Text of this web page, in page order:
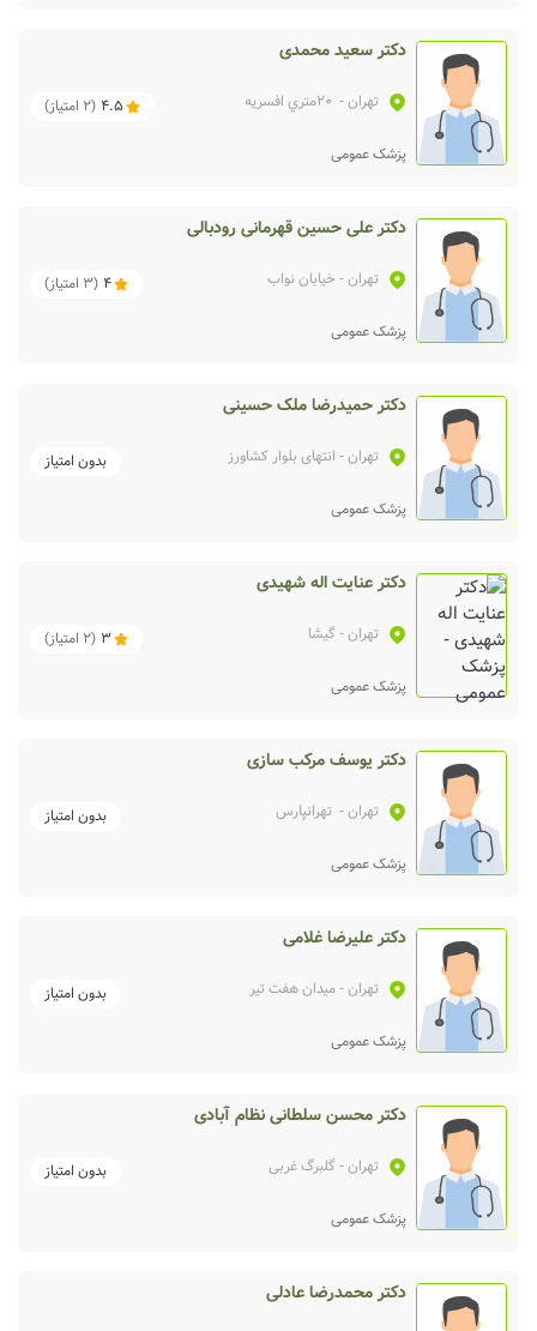
دکتر سعید محمدی
تهران- 20متري افسريه 4.5
(
2 امتیاز)
پزشک عمومی
دکتر علی حسین قهرمانی رودبالی
تهران- خیابان نواب 4
(
3 امتیاز)
پزشک عمومی
دکتر حمیدرضا ملک حسینی
تهران- انتهای بلوار کشاورز بدون امتیاز
پزشک عمومی
دکتر عنایت اله شهیدی
تهران- گیشا 3
(
2 امتیاز)
پزشک عمومی
دکتر یوسف مرکب سازی
تهران- تهرانپارس بدون امتیاز
پزشک عمومی
دکتر علیرضا غلامی
تهران- میدان هفت تیر بدون امتیاز
پزشک عمومی
دکتر محسن سلطانی نظام آبادی
تهران- گلبرگ غربی بدون امتیاز
پزشک عمومی
دکتر محمدرضا عادلی